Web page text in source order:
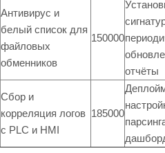
Антивирус и
белый список для
файловых
обменников
150000
отчёты
Сбор и
корреляция логов
с PLC и HMI
185000